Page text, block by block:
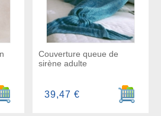
Ajouter au panier
Couverture queue de
sirène adulte
Ajouter
39,47 €